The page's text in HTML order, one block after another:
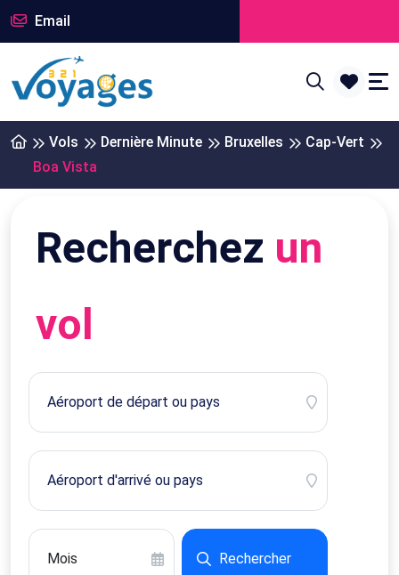
Email
Vols Dernière Minute Bruxelles
Cap-Vert
Boa Vista
Recherchez un
vol
Rechercher